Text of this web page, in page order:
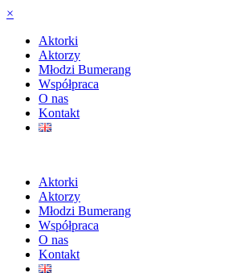
×
Aktorki
Aktorzy
Młodzi Bumerang
Współpraca
O nas
Kontakt
Aktorki
Aktorzy
Młodzi Bumerang
Współpraca
O nas
Kontakt